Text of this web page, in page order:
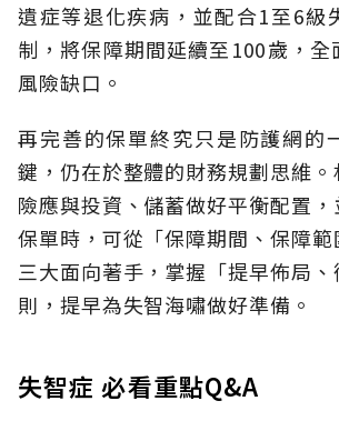
遺症等退化疾病，並配合1至6級
制，將保障期間延續至100歲，全
風險缺口。
再完善的保單終究只是防護網的
鍵，仍在於整體的財務規劃思維。
險應與投資、儲蓄做好平衡配置
保單時，可從「保障期間、保障範
三大面向著手，掌握「提早佈局
則，提早為失智海嘯做好準備。
失智症 必看重點Q&A